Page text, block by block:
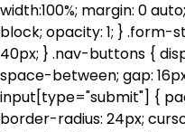
width:100%; margin: 0
block; opacity: 1; }
40px; } .nav-buttons {
space-between; gap:
input[type="submit"] {
border-radius: 24px;